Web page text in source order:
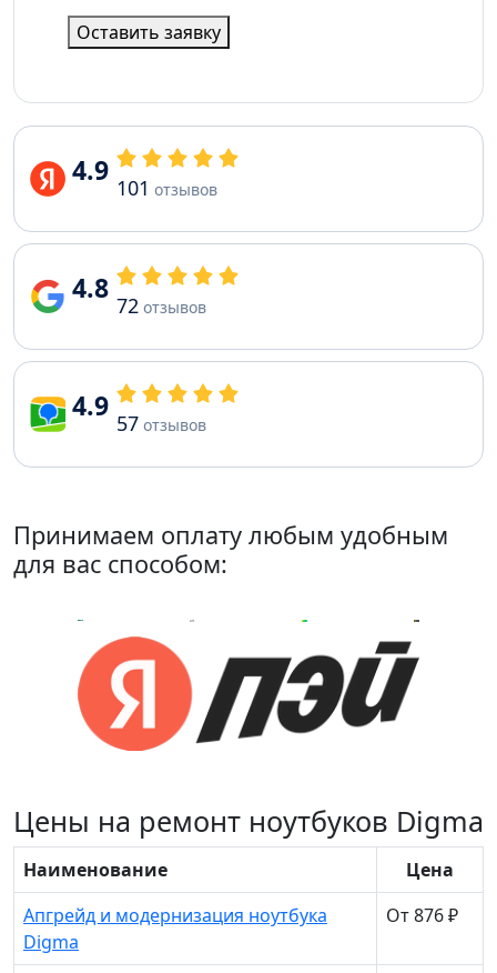
Оставить заявку
4.9 101 отзывов
4.8 72 отзывов
4.9 57 отзывов
Принимаем оплату любым удобным
для вас способом:
Цены на ремонт ноутбуков Digma
Наименование
Цена
Апгрейд и модернизация ноутбука
Digma
От 876 ₽